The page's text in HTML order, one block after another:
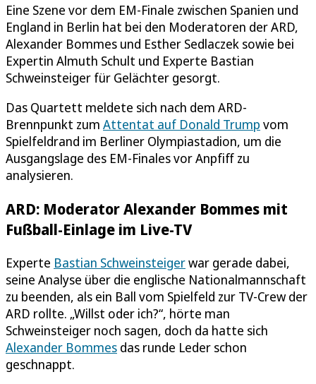
Eine Szene vor dem EM-Finale zwischen Spanien und
England in Berlin hat bei den Moderatoren der ARD,
Alexander Bommes und Esther Sedlaczek sowie bei
Expertin Almuth Schult und Experte Bastian
Schweinsteiger für Gelächter gesorgt.
Das Quartett meldete sich nach dem ARD-
Brennpunkt zum Attentat auf Donald Trump vom
Spielfeldrand im Berliner Olympiastadion, um die
Ausgangslage des EM-Finales vor Anpfiff zu
analysieren.
ARD: Moderator Alexander Bommes mit
Fußball-Einlage im Live-TV
Experte Bastian Schweinsteigerwar gerade dabei,
seine Analyse über die englische Nationalmannschaft
zu beenden, als ein Ball vom Spielfeld zur TV-Crew der
ARD rollte. „Willst oder ich?“, hörte man
Schweinsteiger noch sagen, doch da hatte sich
Alexander Bommes das runde Leder schon
geschnappt.